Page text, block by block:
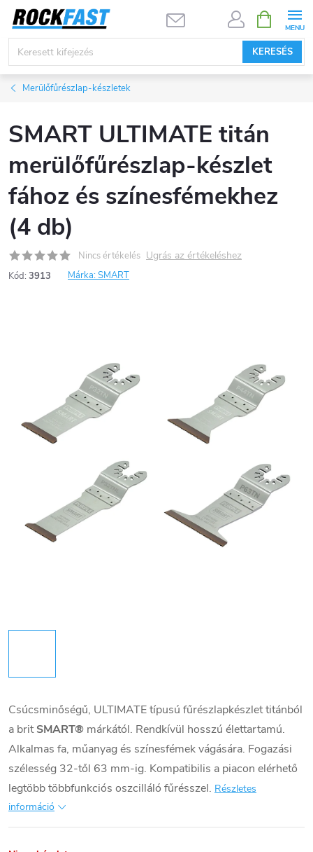
Ugrás
KERESÉS
KOSÁR
Merülőfűrészlap-készletek
SMART ULTIMATE titán
merülőfűrészlap-készlet
fához és színesfémekhez
(4 db)
Nincs értékelés Ugrás az értékeléshez
Kód: 3913 Márka:SMART
Csúcsminőségű, ULTIMATE típusú fűrészlapkészlet titánból
a britSMART® márkától. Rendkívül hosszú élettartamú.
Alkalmas fa, műanyag és színesfémek vágására. Fogazási
szélesség 32-től 63 mm-ig. Kompatibilis a piacon elérhető
legtöbb többfunkciós oszcilláló fűrésszel. Részletes
információ